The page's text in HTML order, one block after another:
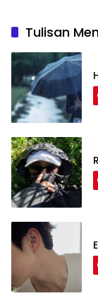
Tulisan